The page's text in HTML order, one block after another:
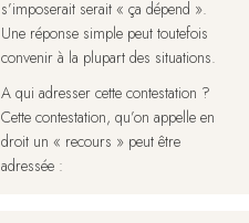
s’imposerait serait « ça dépend ».
Une réponse simple peut toutefois
convenir à la plupart des situations.
A qui adresser cette contestation ?
Cette contestation, qu’on appelle en
droit un « recours » peut être
adressée :